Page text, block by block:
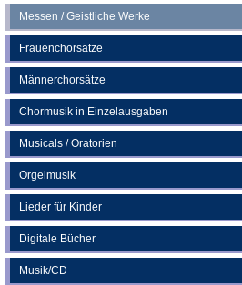
Messen / Geistliche Werke
Frauenchorsätze
Männerchorsätze
Chormusik in Einzelausgaben
Musicals / Oratorien
Orgelmusik
Lieder für Kinder
Digitale Bücher
Musik/CD